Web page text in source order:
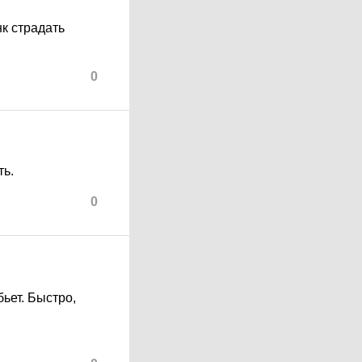
страдать
0
0
Быстро,